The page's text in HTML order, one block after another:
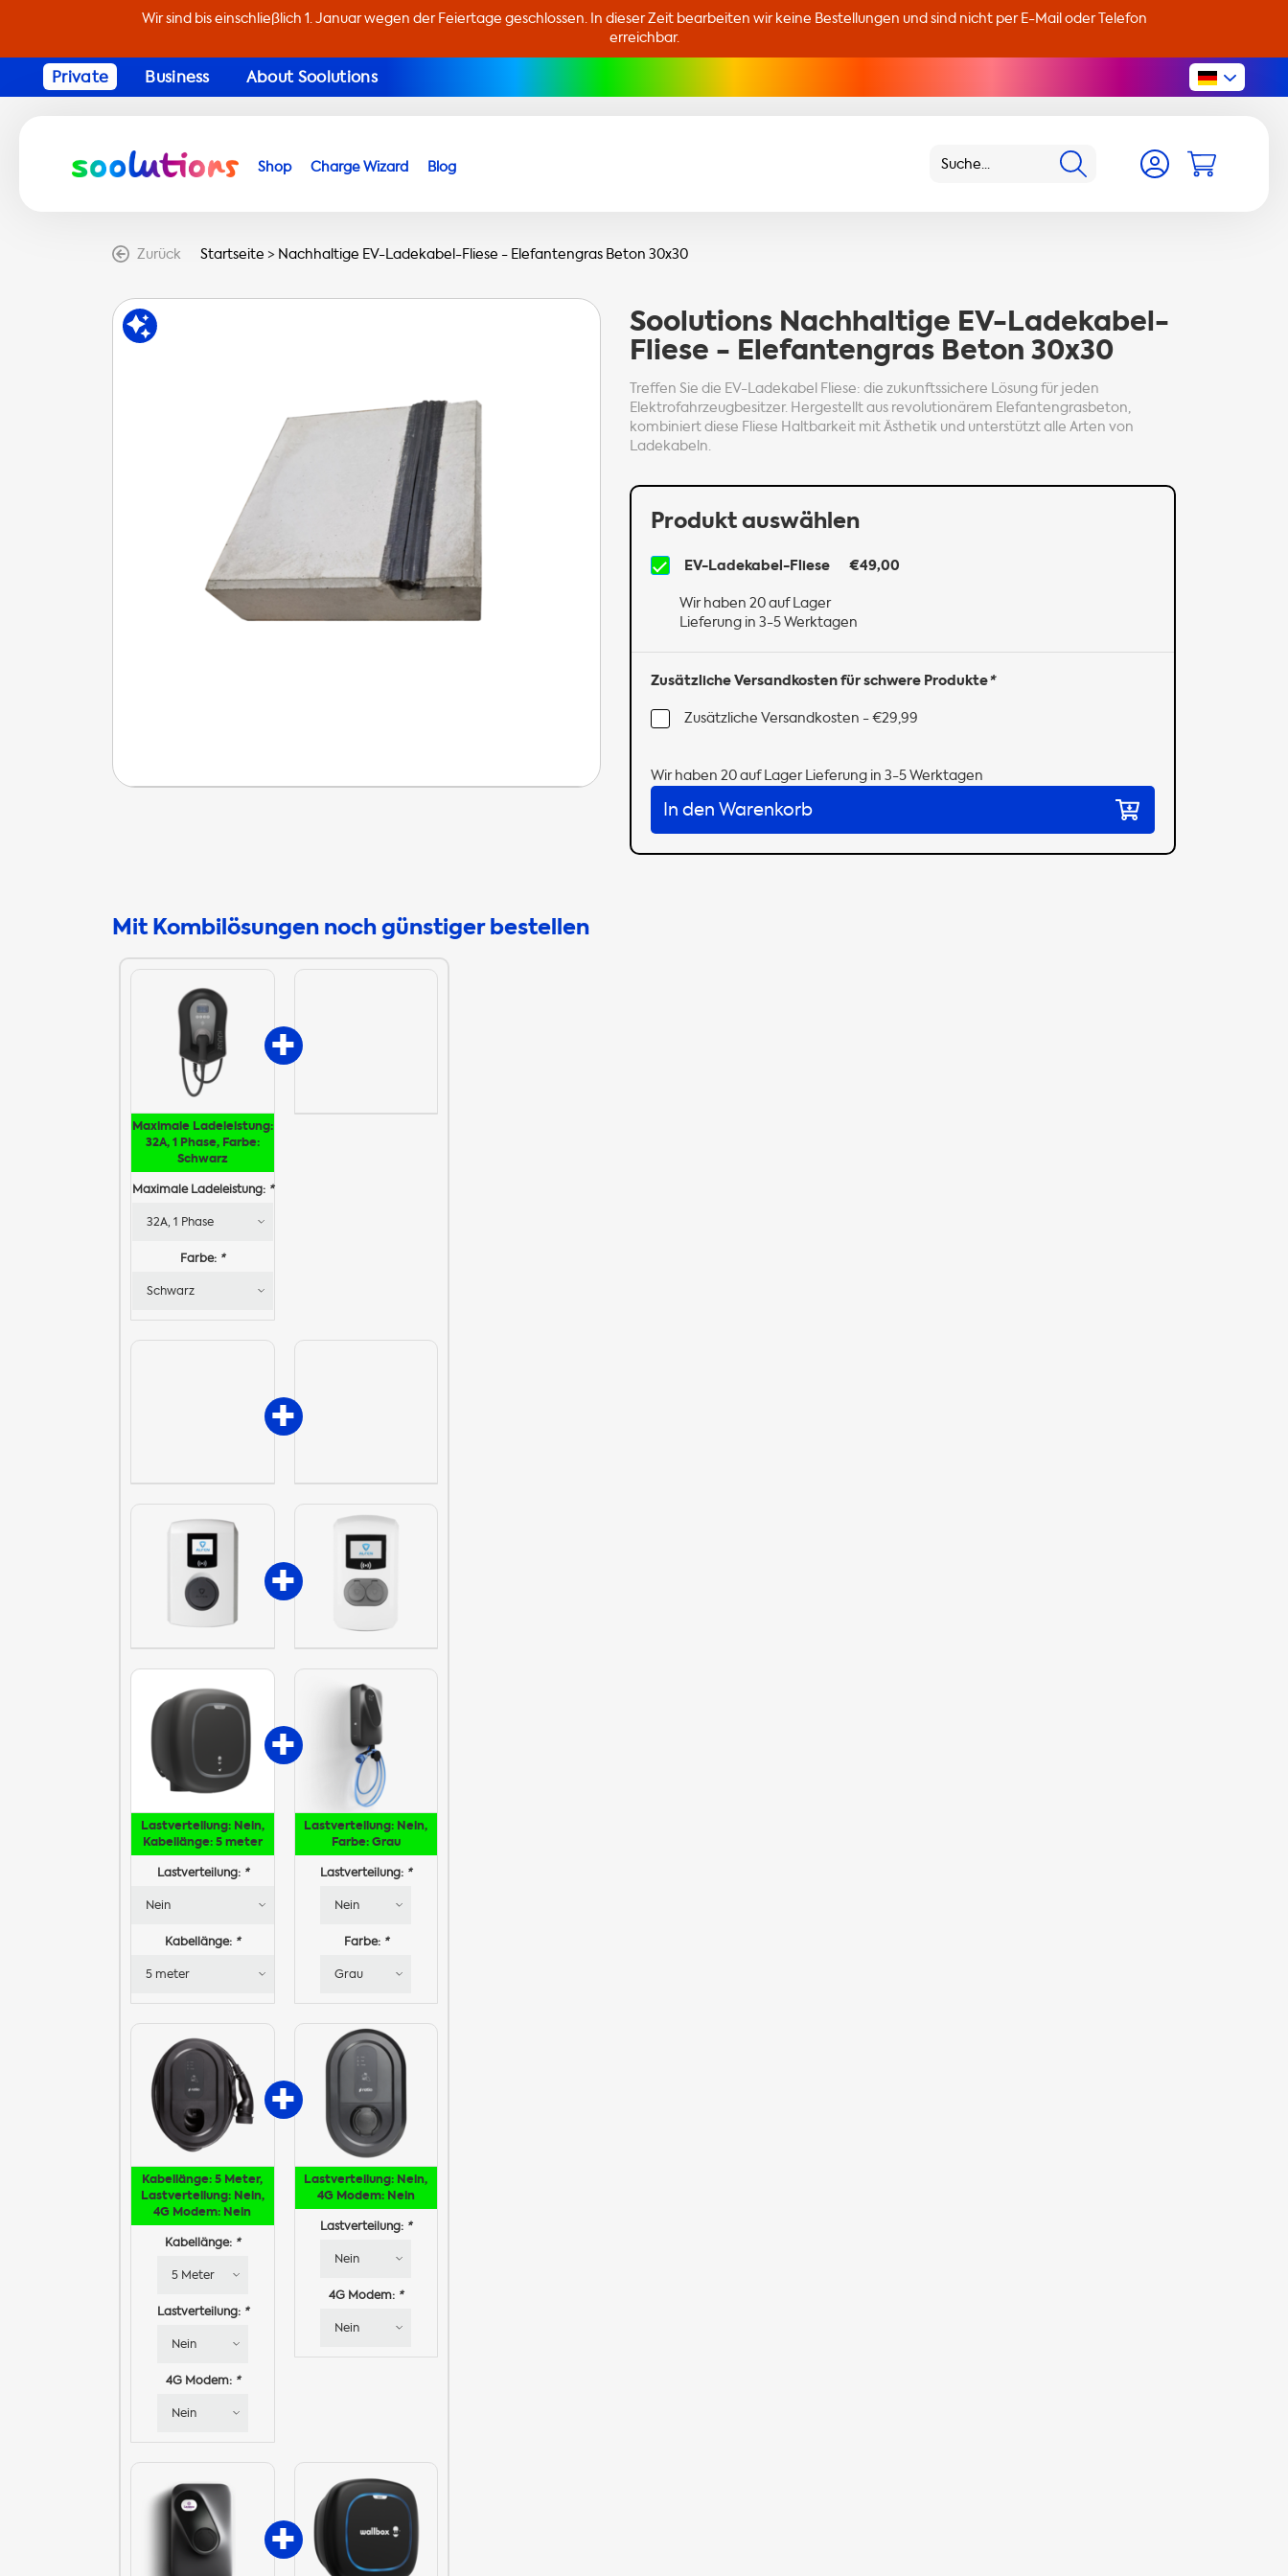
Wir sind bis einschließlich 1. Januar wegen der Feiertage geschlossen. In dieser Zeit bearbeiten wir keine Bestellungen und sind nicht per E-Mail oder Telefon
erreichbar.
Private Business About Soolutions
Shop Charge Wizard Blog
Zurück Startseite > Nachhaltige EV-Ladekabel-Fliese - Elefantengras Beton 30x30
Soolutions Nachhaltige EV-Ladekabel-
Fliese - Elefantengras Beton 30x30
Treffen Sie die EV-Ladekabel Fliese: die zukunftssichere Lösung für jeden
Elektrofahrzeugbesitzer. Hergestellt aus revolutionärem Elefantengrasbeton,
kombiniert diese Fliese Haltbarkeit mit Ästhetik und unterstützt alle Arten von
Ladekabeln.
Produkt auswählen
EV-Ladekabel-Fliese €49,00
Wir haben 20 auf Lager
Lieferung in 3-5 Werktagen
Zusätzliche Versandkosten für schwere Produkte*
Zusätzliche Versandkosten - €29,99
Wir haben 20 auf LagerLieferung in 3-5 Werktagen
In den Warenkorb
Mit Kombilösungen noch günstiger bestellen
Maximale Ladeleistung:
32A, 1 Phase, Farbe:
Schwarz
Maximale Ladeleistung: *
Farbe: *
Lastverteilung: Nein,
Kabellänge: 5 meter
Lastverteilung: *
Kabellänge: *
Lastverteilung: Nein,
Farbe: Grau
Lastverteilung: *
Farbe: *
Kabellänge: 5 Meter,
Lastverteilung: Nein,
4G Modem: Nein
Kabellänge: *
Lastverteilung: *
4G Modem: *
Lastverteilung: Nein,
4G Modem: Nein
Lastverteilung: *
4G Modem: *